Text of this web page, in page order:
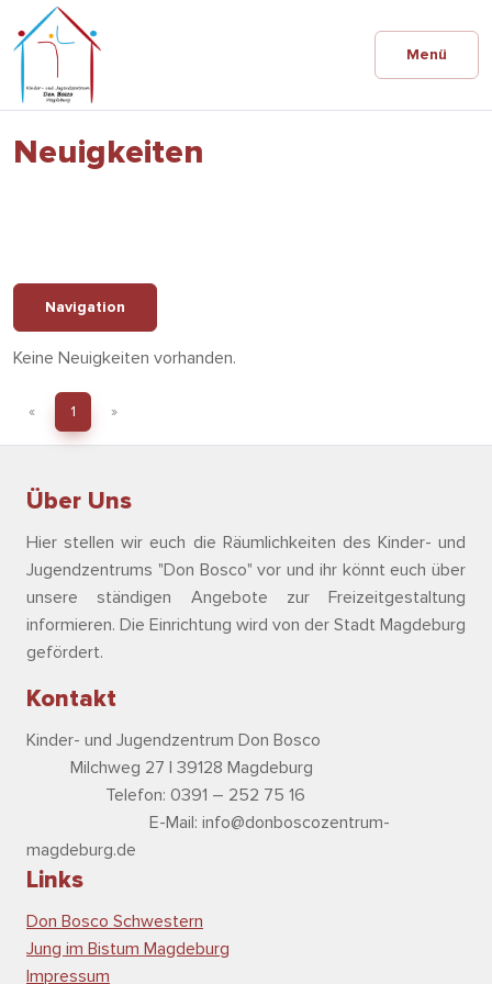
Menü
Neuigkeiten
Navigation
Keine Neuigkeiten vorhanden.
« 1 »
Über Uns
Hier stellen wir euch die Räumlichkeiten des Kinder- und
Jugendzentrums "Don Bosco" vor und ihr könnt euch über
unsere ständigen Angebote zur Freizeitgestaltung
informieren. Die Einrichtung wird von der Stadt Magdeburg
gefördert.
Kontakt
Kinder- und Jugendzentrum Don Bosco
Milchweg 27 | 39128 Magdeburg
Telefon: 0391 – 252 75 16
E-Mail: info@donboscozentrum-
magdeburg.de
Links
Don Bosco Schwestern
Jung im Bistum Magdeburg
Impressum